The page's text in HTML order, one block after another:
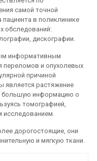
самой точной
в поликлинике
обследований:
дискографии.
информативным
переломов и опухолевых
причиной
является растяжение
большую информацию о
томографией,
исследованием.
дорогостоящие, они
и мягкую ткани.